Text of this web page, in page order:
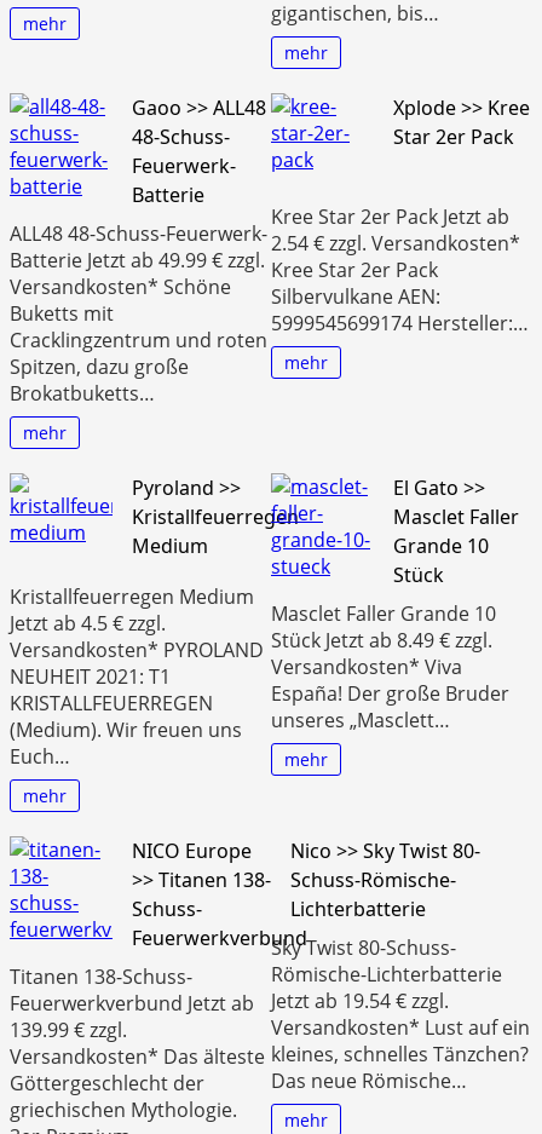
mehr
gigantischen, bis…
mehr
Gaoo >> ALL48
48-Schuss-
Feuerwerk-
Batterie
ALL48 48-Schuss-Feuerwerk-
Batterie Jetzt ab 49.99 € zzgl.
Versandkosten* Schöne
Buketts mit
Cracklingzentrum und roten
Spitzen, dazu große
Brokatbuketts…
mehr
Xplode >> Kree
Star 2er Pack
Kree Star 2er Pack Jetzt ab
2.54 € zzgl. Versandkosten*
Kree Star 2er Pack
Silbervulkane AEN:
5999545699174 Hersteller:…
mehr
Pyroland >>
Kristallfeuerregen
Medium
Kristallfeuerregen Medium
Jetzt ab 4.5 € zzgl.
Versandkosten* PYROLAND
NEUHEIT 2021: T1
KRISTALLFEUERREGEN
(Medium). Wir freuen uns
Euch…
mehr
El Gato >>
Masclet Faller
Grande 10
Stück
Masclet Faller Grande 10
Stück Jetzt ab 8.49 € zzgl.
Versandkosten* Viva
España! Der große Bruder
unseres „Masclett…
mehr
NICO Europe
>> Titanen 138-
Schuss-
Feuerwerkverbund
Titanen 138-Schuss-
Feuerwerkverbund Jetzt ab
139.99 € zzgl.
Versandkosten* Das älteste
Göttergeschlecht der
griechischen Mythologie.
Nico >> Sky Twist 80-
Schuss-Römische-
Lichterbatterie
Sky Twist 80-Schuss-
Römische-Lichterbatterie
Jetzt ab 19.54 € zzgl.
Versandkosten* Lust auf ein
kleines, schnelles Tänzchen?
Das neue Römische…
mehr